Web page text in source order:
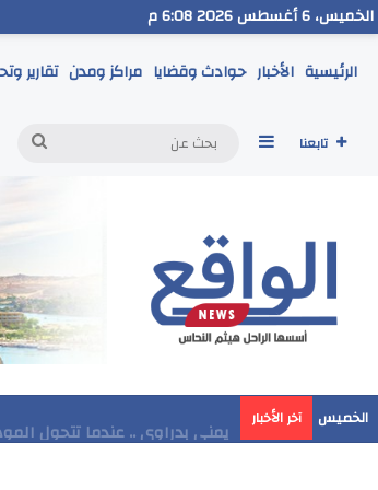
الخميس، 6 أغسطس 2026 6:08 م
الرئيسية الأخبار حوادث وقضايا مراكز ومدن تقارير
تابعنا إضافة عمود جانبي
بحث
الخميس آخر الأخبار